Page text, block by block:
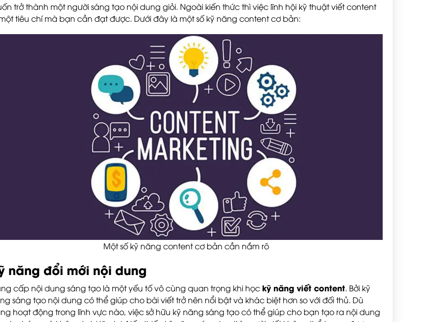
trở thành một người sáng tạo nội dung giỏi. Ngoài kiến thức thì việc lĩnh hội kỹ thuật viết content
tiêu chí mà bạn cần đạt được. Dưới đây là một số kỹ năng content cơ bản:
Một số kỹ năng content cơ bản cần nắm rõ
năng đổi mới nội dung
cấp nội dung sáng tạo là một yếu tố vô cùng quan trọng khi học kỹ năng viết content. Bởi kỹ
sáng tạo nội dung có thể giúp cho bài viết trở nên nổi bật và khác biệt hơn so với đối thủ. Dù
hoạt động trong lĩnh vực nào, việc sở hữu kỹ năng sáng tạo có thể giúp cho bạn tạo ra nội dung